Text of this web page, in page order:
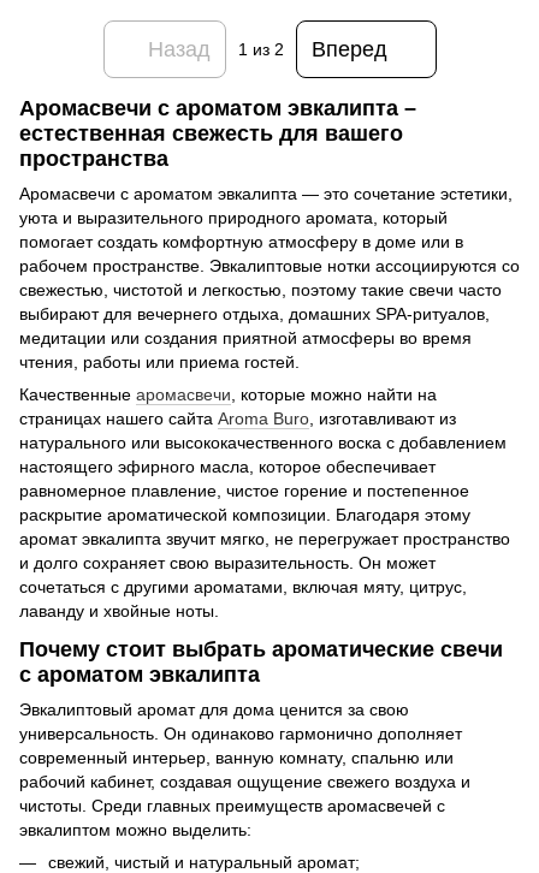
Назад 1 из 2 Вперед
Аромасвечи с ароматом эвкалипта –
естественная свежесть для вашего
пространства
Аромасвечи с ароматом эвкалипта — это сочетание эстетики,
уюта и выразительного природного аромата, который
помогает создать комфортную атмосферу в доме или в
рабочем пространстве. Эвкалиптовые нотки ассоциируются со
свежестью, чистотой и легкостью, поэтому такие свечи часто
выбирают для вечернего отдыха, домашних SPA-ритуалов,
медитации или создания приятной атмосферы во время
чтения, работы или приема гостей.
Качественные аромасвечи, которые можно найти на
страницах нашего сайта Aroma Buro, изготавливают из
натурального или высококачественного воска с добавлением
настоящего эфирного масла, которое обеспечивает
равномерное плавление, чистое горение и постепенное
раскрытие ароматической композиции. Благодаря этому
аромат эвкалипта звучит мягко, не перегружает пространство
и долго сохраняет свою выразительность. Он может
сочетаться с другими ароматами, включая мяту, цитрус,
лаванду и хвойные ноты.
Почему стоит выбрать ароматические свечи
с ароматом эвкалипта
Эвкалиптовый аромат для дома ценится за свою
универсальность. Он одинаково гармонично дополняет
современный интерьер, ванную комнату, спальню или
рабочий кабинет, создавая ощущение свежего воздуха и
чистоты. Среди главных преимуществ аромасвечей с
эвкалиптом можно выделить:
свежий, чистый и натуральный аромат;